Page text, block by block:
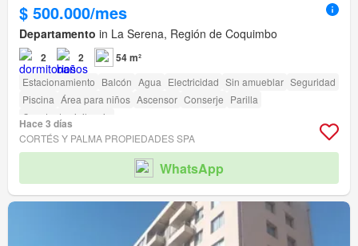
$ 500.000/mes
Departamento in La Serena, Región de Coquimbo
2 2 54 m²
Estacionamiento Balcón Agua Electricidad Sin amueblar Seguridad
Piscina Área para niños Ascensor Conserje Parilla
Caseta de vigilancia
Hace 3 días
CORTÉS Y PALMA PROPIEDADES SPA
WhatsApp